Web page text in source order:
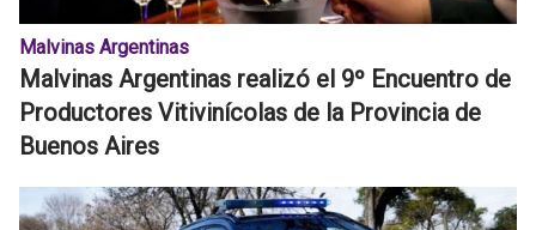
Malvinas Argentinas
Malvinas Argentinas realizó el 9º Encuentro de
Productores Vitivinícolas de la Provincia de
Buenos Aires